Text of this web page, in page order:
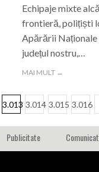
Echipaje mixte
frontieră, polițiști
Apărării Naționale
județul nostru,…
MAI MULT →
3.013 3.014 3.015 3.016
Publicitate